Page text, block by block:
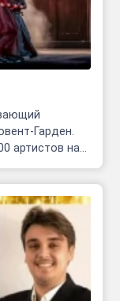
Гарден.
артистов на